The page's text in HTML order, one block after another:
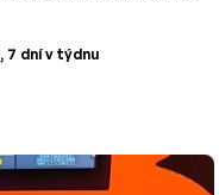
7 dní v týdnu